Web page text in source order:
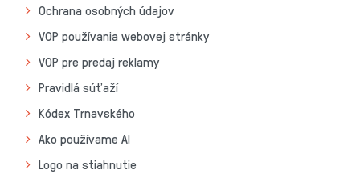
Ochrana osobných údajov
VOP používania webovej stránky
VOP pre predaj reklamy
Pravidlá súťaží
Kódex Trnavského
Ako používame AI
Logo na stiahnutie